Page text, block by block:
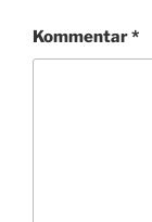
Kommentar*